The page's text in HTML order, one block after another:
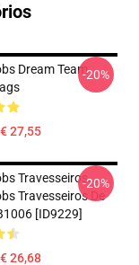
Dream Team
27,55
-20%
Travesseiros...
Travesseiros De
[ID9229]
26,68
-20%